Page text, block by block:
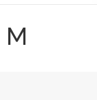
M